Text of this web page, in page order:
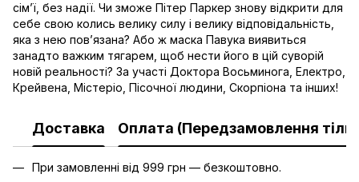
сім’ї, без надії. Чи зможе Пітер Паркер знову відкрити для
себе свою колись велику силу і велику відповідальність,
яка з нею пов’язана? Або ж маска Павука виявиться
занадто важким тягарем, щоб нести його в цій суворій
новій реальності? За участі Доктора Восьминога, Електро,
Крейвена, Містеріо, Пісочної людини, Скорпіона та інших!
Доставка Оплата (Передзамовлення
При замовленні від 999 грн — безкоштовно.